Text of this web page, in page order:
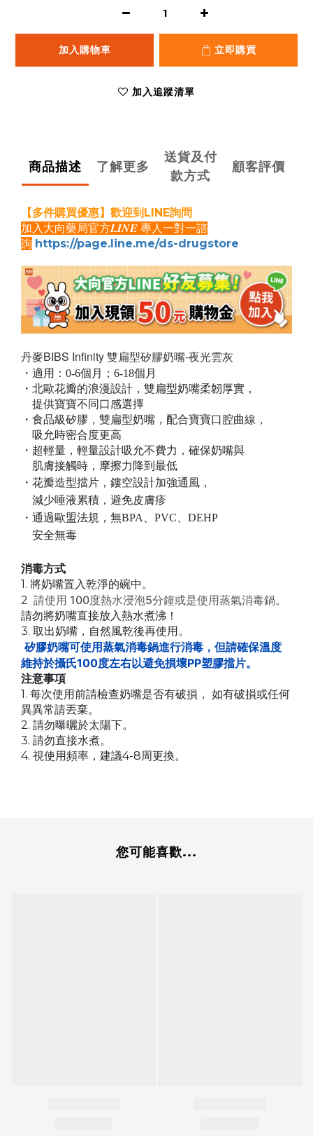
加入購物車 立即購買
加入追蹤清單
商品描述 了解更多
送貨及付
款方式
顧客評價
【多件購買優惠】歡迎到LINE詢問
加入大向藥局官方𝑳𝑰𝑵𝑬 專⼈一對一諮
詢 https://page.line.me/ds-drugstore
丹麥BIBS Infinity 雙扁型矽膠奶嘴-夜光雲灰
・適用：0-6個月；6-18個月
・北歐花瓣的浪漫設計，雙扁型奶嘴柔韌厚實，
提供寶寶不同口感選擇
・食品級矽膠，雙扁型奶嘴，配合寶寶口腔曲線，
吸允時密合度更高
・超輕量，輕量設計吸允不費力，確保奶嘴與
肌膚接觸時，摩擦力降到最低
・花瓣造型擋片，鏤空設計加強通風，
減少唾液累積，避免皮膚疹
・通過歐盟法規，無BPA、PVC、DEHP
安全無毒
消毒⽅式
1. 將奶嘴置入乾淨的碗中。
2 請使用 100度熱水浸泡5分鐘或是使用蒸氣消毒鍋。
請勿將奶嘴直接放入熱水煮沸！
3. 取出奶嘴， ⾃然風乾後再使⽤ 。
矽膠奶嘴可使用蒸氣消毒鍋進行消毒，但請確保溫度
維持於攝氏100度左右以避免損壞PP塑膠擋片。
注意事項
1. 每次使⽤前請檢查奶嘴是否有破損，
如有破損或任何
異異常請丟棄。
2. 請勿曝曬於太陽下。
3. 請勿直接水煮。
4. 視使⽤頻率，建議4-8周更換。
您可能喜歡...